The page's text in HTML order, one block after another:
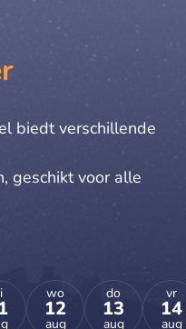
biedt verschillende
geschikt voor alle
wo
12
aug
do
13
aug
vr
14
aug